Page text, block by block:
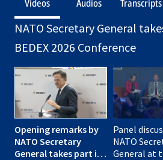
Videos Audios Transcripts
NATO Secretary General
BEDEX 2026 Conference
Opening remarks by
NATO Secretary
General takes part in
Panel
NATO
General at